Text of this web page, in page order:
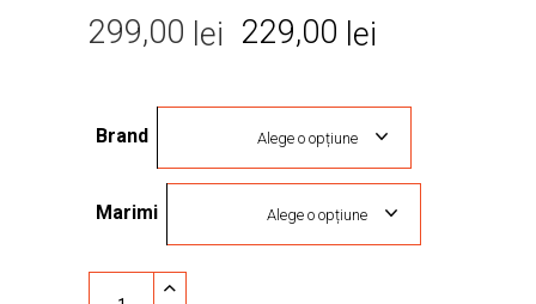
299,00 lei Prețul
a
fost:
299,00 lei.
229,00 lei
este:
229,00 lei.
Brand Alege o opțiune
Marimi Alege o opțiune